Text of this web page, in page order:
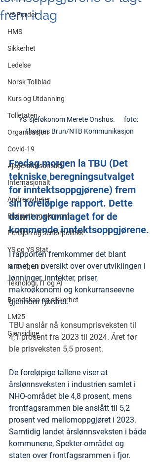
YS Fordel
HMS
Sikkerhet
Ledelse
Norsk Tollblad
Kurs og Utdanning
Tolletaten
Organisasjon
Covid-19
#jegerstatsansatt
Internasjonalt
Andre nyheter
Budsjett og økonomi
Pensjon og seniorpolitikk
YS og YS Stat
NTO og UFE
Teknologi, IT og AI
Beredskap og sikkerhet
LM25
Gjensidige
frem idag
YS' sjeføkonom Merete Onshus.      foto:
Thomas Brun/NTB Kommunikasjon
Fredag morgen la TBU (Det
tekniske beregningsutvalget
for inntektsoppgjørene) frem
sin foreløpige rapport. Dette
danner grunnlaget for de
kommende inntektsoppgjørene.
I rapporten fremkommer det blant
annet en oversikt over over utviklingen i
lønninger, inntekter, priser,
makroøkonomi og konkurranseevne
gjennom fjoråret.
TBU anslår nå konsumprisveksten til
4,1 prosent fra 2023 til 2024. Året før
ble prisveksten 5,5 prosent.
De foreløpige tallene viser at
årslønnsveksten i industrien samlet i
NHO-området ble 4,8 prosent, mens
frontfagsrammen ble anslått til 5,2
prosent ved mellomoppgjøret i 2023.
Samtidig landet årslønnsveksten i både
kommunene, Spekter-området og
staten over frontfagsrammen i fjor.